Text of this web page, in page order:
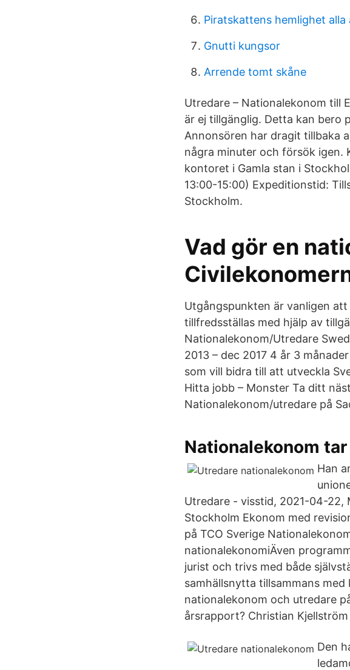
Piratskattens hemlighet alla
Gnutti kungsor
Arrende tomt skåne
Utredare – Nationalekonom till
är ej tillgänglig. Detta kan bero
Annonsören har dragit tillbaka
några minuter och försök igen.
kontoret i Gamla stan i
13:00-15:00) Expeditionstid:
Stockholm.
Vad gör en
Utgångspunkten är vanligen
tillfredsställas med hjälp av
Nationalekonom/Utredare
2013 – dec 2017 4 år 3
som vill bidra till att utveckla
Hitta jobb – Monster Ta ditt
Nationalekonom/utredare på
Nationalekonom
Han
Utredare - visstid, 2021-04-22,
Stockholm Ekonom med
på TCO Sverige
nationalekonomiÄven
jurist och trivs med både
samhällsnytta tillsammans
nationalekonom och utredare
årsrapport? Christian
Den